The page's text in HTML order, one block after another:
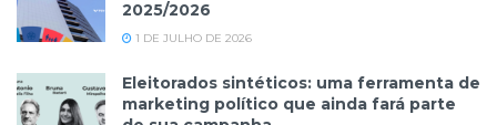
2025/2026
1 DE JULHO DE 2026
Eleitorados sintéticos: uma ferramenta de
marketing político que ainda fará parte